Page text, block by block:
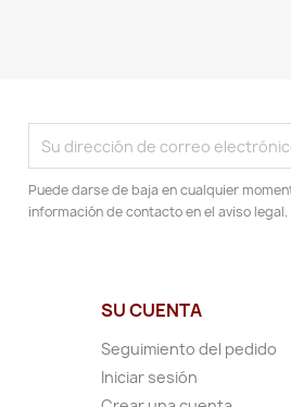
Puede darse de baja en cualquier
información de contacto en el aviso legal.
SU CUENTA
Seguimiento del pedido
Iniciar sesión